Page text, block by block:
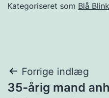
Kategoriseret som Blå Blink
Forrige indlæg
35-årig mand